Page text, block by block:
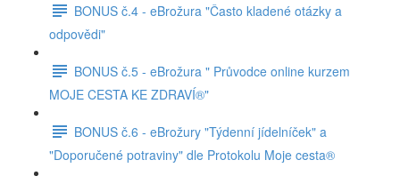
BONUS č.4 - eBrožura "Často kladené otázky a
odpovědi"
BONUS č.5 - eBrožura " Průvodce online kurzem
MOJE CESTA KE ZDRAVÍ®"
BONUS č.6 - eBrožury "Týdenní jídelníček" a
"Doporučené potraviny" dle Protokolu Moje cesta®